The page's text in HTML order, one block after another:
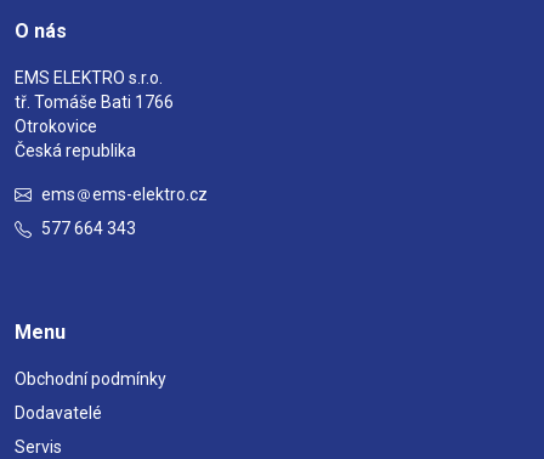
O nás
EMS ELEKTRO s.r.o.
tř. Tomáše Bati 1766
Otrokovice
Česká republika
ems
ems-elektro.cz
577 664 343
Menu
Obchodní podmínky
Dodavatelé
Servis